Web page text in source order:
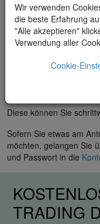
Wie geht es mit
weiter?
Nach dem Einreichen
ausstehenden
Diese können Sie
Sofern Sie etwas am
möchten, gelangen Sie
und Passwort in die
Wir verwenden
die beste Erfahrung
"Alle akzeptieren"
Verwendung aller
Cookie-
TRADING